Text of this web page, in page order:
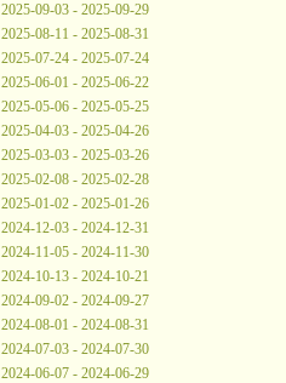
2025-09-03 - 2025-09-29
2025-08-11 - 2025-08-31
2025-07-24 - 2025-07-24
2025-06-01 - 2025-06-22
2025-05-06 - 2025-05-25
2025-04-03 - 2025-04-26
2025-03-03 - 2025-03-26
2025-02-08 - 2025-02-28
2025-01-02 - 2025-01-26
2024-12-03 - 2024-12-31
2024-11-05 - 2024-11-30
2024-10-13 - 2024-10-21
2024-09-02 - 2024-09-27
2024-08-01 - 2024-08-31
2024-07-03 - 2024-07-30
2024-06-07 - 2024-06-29